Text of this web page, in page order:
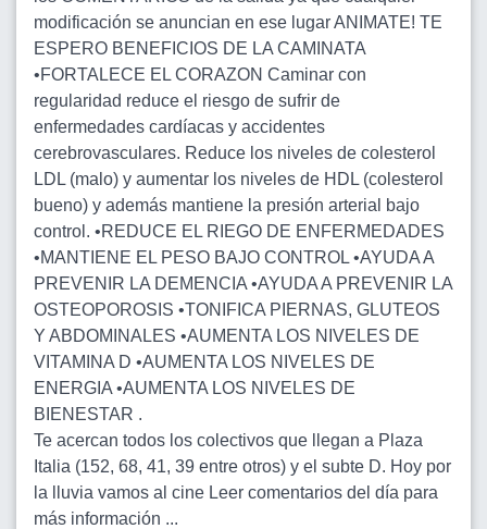
modificación se anuncian en ese lugar ANIMATE! TE
ESPERO BENEFICIOS DE LA CAMINATA
•FORTALECE EL CORAZON Caminar con
regularidad reduce el riesgo de sufrir de
enfermedades cardíacas y accidentes
cerebrovasculares. Reduce los niveles de colesterol
LDL (malo) y aumentar los niveles de HDL (colesterol
bueno) y además mantiene la presión arterial bajo
control. •REDUCE EL RIEGO DE ENFERMEDADES
•MANTIENE EL PESO BAJO CONTROL •AYUDA A
PREVENIR LA DEMENCIA •AYUDA A PREVENIR LA
OSTEOPOROSIS •TONIFICA PIERNAS, GLUTEOS
Y ABDOMINALES •AUMENTA LOS NIVELES DE
VITAMINA D •AUMENTA LOS NIVELES DE
ENERGIA •AUMENTA LOS NIVELES DE
BIENESTAR .
Te acercan todos los colectivos que llegan a Plaza
Italia (152, 68, 41, 39 entre otros) y el subte D. Hoy por
la lluvia vamos al cine Leer comentarios del día para
más información ...